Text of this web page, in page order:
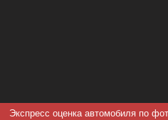
Экспресс оценка автомобиля по